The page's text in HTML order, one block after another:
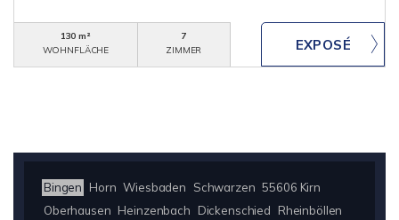
130 m²
WOHNFLÄCHE
7
ZIMMER
Bingen Horn Wiesbaden Schwarzen 55606 Kirn
Oberhausen Heinzenbach Dickenschied
Rheinböllen